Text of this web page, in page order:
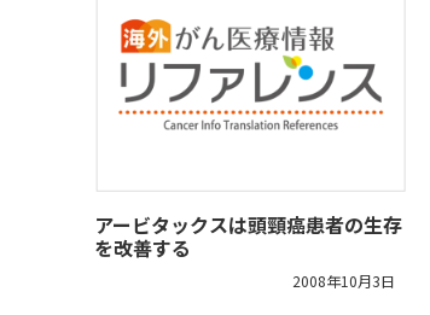
アービタックスは頭頸癌患者の生存
を改善する
2008年10月3日